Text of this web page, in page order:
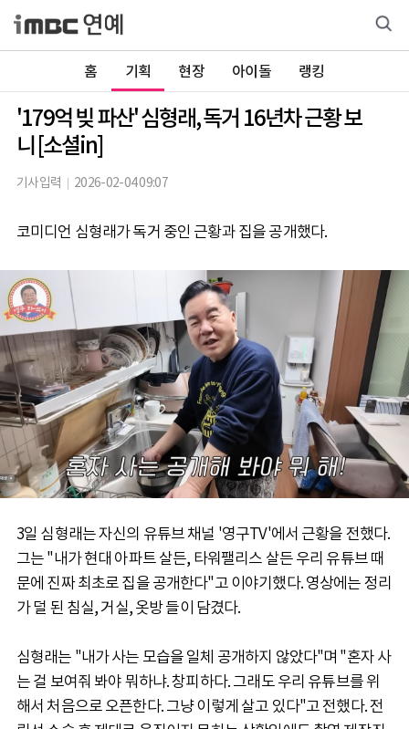
홈 기획 현장 아이돌 랭킹
'179억 빚 파산' 심형래, 독거 16년차 근황 보
니 [소셜in]
기사입력 2026-02-04 09:07
코미디언 심형래가 독거 중인 근황과 집을 공개했다.
3일 심형래는 자신의 유튜브 채널 '영구TV'에서 근황을 전했다.
그는 "내가 현대 아파트 살든, 타워팰리스 살든 우리 유튜브 때
문에 진짜 최초로 집을 공개한다"고 이야기했다. 영상에는 정리
가 덜 된 침실, 거실, 옷방 들이 담겼다.
심형래는 "내가 사는 모습을 일체 공개하지 않았다"며 "혼자 사
는 걸 보여줘 봐야 뭐하냐. 창피하다. 그래도 우리 유튜브를 위
해서 처음으로 오픈한다. 그냥 이렇게 살고 있다"고 전했다. 전